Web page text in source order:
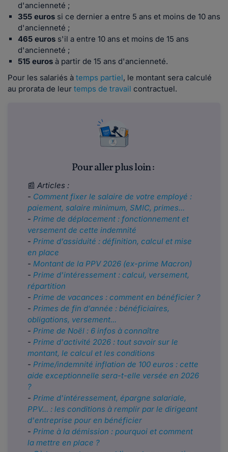
d'ancienneté ;
355 euros si ce dernier a entre 5 ans et moins de 10 ans
d'ancienneté ;
465 euros s'il a entre 10 ans et moins de 15 ans
d'ancienneté ;
515 euros à partir de 15 ans d'ancienneté.
Pour les salariés à temps partiel, le montant sera calculé
au prorata de leur temps de travail contractuel.
Pour aller plus loin :
📰 Articles :
- Comment fixer le salaire de votre employé :
paiement, salaire minimum, SMIC, primes...
- Prime de déplacement : fonctionnement et
versement de cette indemnité
- Prime d’assiduité : définition, calcul et mise
en place
- Montant de la PPV 2026 (ex-prime Macron)
- Prime d'intéressement : calcul, versement,
répartition
- Prime de vacances : comment en bénéficier ?
- Primes de fin d’année : bénéficiaires,
obligations, versement...
- Prime de Noël : 6 infos à connaître
- Prime d'activité 2026 : tout savoir sur le
montant, le calcul et les conditions
- Prime/indemnité inflation de 100 euros : cette
aide exceptionnelle sera-t-elle versée en 2026
?
- Prime d'intéressement, épargne salariale,
PPV... : les conditions à remplir par le dirigeant
d'entreprise pour en bénéficier
- Prime à la démission : pourquoi et comment
la mettre en place ?